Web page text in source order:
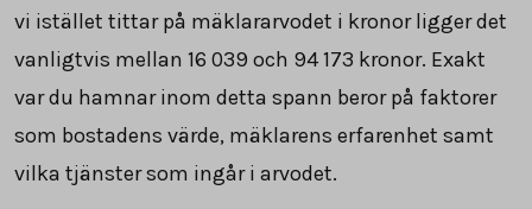
vi istället tittar på mäklararvodet i kronor ligger det
vanligtvis mellan 16 039 och 94 173 kronor. Exakt
var du hamnar inom detta spann beror på faktorer
som bostadens värde, mäklarens erfarenhet samt
vilka tjänster som ingår i arvodet.